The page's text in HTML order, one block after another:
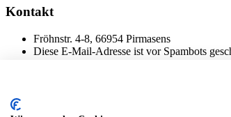
Kontakt
Fröhnstr. 4-8, 66954 Pirmasens
Diese E-Mail-Adresse ist vor Spambots